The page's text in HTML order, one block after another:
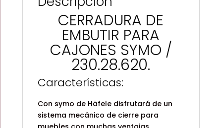
CERRADURA DE
EMBUTIR PARA
CAJONES SYMO /
230.28.620.
Características:
Con symo de Häfele disfrutará de un
sistema mecánico de cierre para